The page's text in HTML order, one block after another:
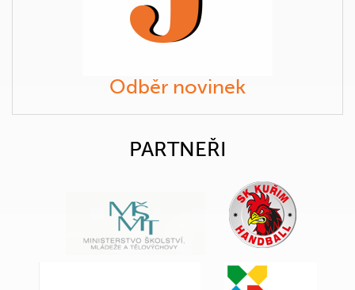
Odběr novinek
PARTNEŘI